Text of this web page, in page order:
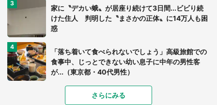
家に〝デカい蛾〟が居座り続けて3日間...ビビり続
けた住人 判明した〝まさかの正体〟に14万人も困
惑
「落ち着いて食べられないでしょう」高級旅館での
食事中、じっとできない幼い息子に中年の男性客
が...（東京都・40代男性）
「可愛いのにホラー」「事件性を感じる」 ふわふ
さらにみる